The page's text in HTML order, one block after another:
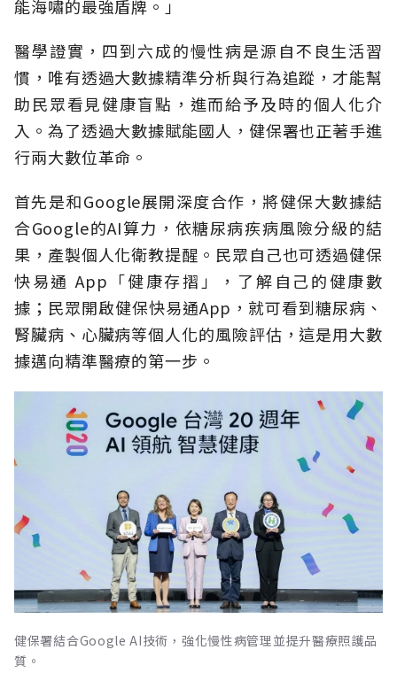
能海嘯的最強盾牌。」
醫學證實，四到六成的慢性病是源自不良生活習
慣，唯有透過大數據精準分析與行為追蹤，才能幫
助民眾看見健康盲點，進而給予及時的個人化介
入。為了透過大數據賦能國人，健保署也正著手進
行兩大數位革命。
首先是和Google展開深度合作，將健保大數據結
合Google的AI算力，依糖尿病疾病風險分級的結
果，產製個人化衛教提醒。民眾自己也可透過健保
快易通 App「健康存摺」，了解自己的健康數
據；民眾開啟健保快易通App，就可看到糖尿病、
腎臟病、心臟病等個人化的風險評估，這是用大數
據邁向精準醫療的第一步。
健保署結合Google AI技術，強化慢性病管理並提升醫療照護品
質。